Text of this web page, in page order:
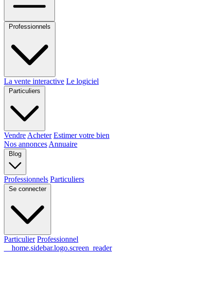
Professionnels
La vente interactive Le logiciel
Particuliers
Vendre Acheter Estimer votre bien
Nos annonces Annuaire
Blog
Professionnels Particuliers
Se connecter
Particulier Professionnel
__home.sidebar.logo.screen_reader